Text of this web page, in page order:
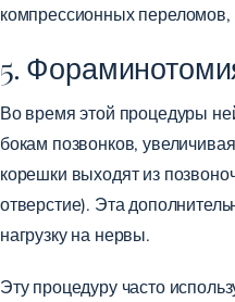
компрессионных
5.
Во время этой процедуры
бокам позвонков,
корешки выходят из
отверстие). Эта
нагрузку на нервы.
Эту процедуру часто